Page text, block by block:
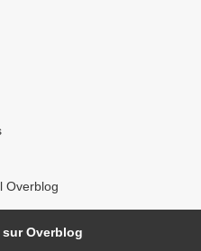
Overblog
Overblog